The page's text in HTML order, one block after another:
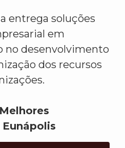
entrega soluções
em
no desenvolvimento
dos recursos
Melhores